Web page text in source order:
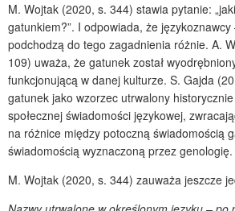
M. Wojtak (2020, s. 344) stawia pytanie:
gatunkiem?”. I odpowiada, że
podchodzą do tego zagadnienia różnie. A.
109) uważa, że gatunek został
funkcjonującą w danej kulturze. S. Gajda
gatunek jako wzorzec utrwalony
społecznej świadomości językowej,
na różnice między potoczną świadomością
świadomością wyznaczoną przez genologię.
M. Wojtak (2020, s. 344) zauważa jeszcze